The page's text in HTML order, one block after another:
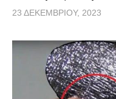
23 ΔΕΚΕΜΒΡΊΟΥ, 2023